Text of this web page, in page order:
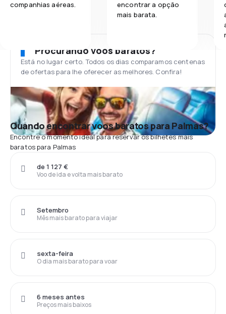
companhias aéreas.
encontrar a opção
mais barata.
Procurando voos baratos?
Está no lugar certo. Todos os dias comparamos centenas
de ofertas para lhe oferecer as melhores. Confira!
Quando encontrar voos baratos para Palmas?
Encontre o momento ideal para reservar os bilhetes mais
baratos para Palmas
Voo de ida e volta mais barato
de 1 127 €
Mês mais barato para viajar
Setembro
O dia mais barato para voar
sexta-feira
Preços mais baixos
6 meses antes